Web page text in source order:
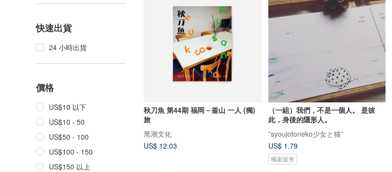
快速出貨
24 小時出貨
價格
US$10 以下
US$10 - 50
US$50 - 100
US$100 - 150
US$150 以上
秋刀魚 第44期 福岡－釜山 一人 (獨)
旅
黑潮文化
US$ 12.03
（一組）我們，不是一個人。 是彼
此，身後的隱形人。
”syoujotoneko少女と猫”
US$ 1.79
獨家販售